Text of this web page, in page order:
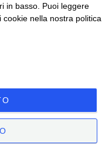
in basso. Puoi leggere
nella nostra politica